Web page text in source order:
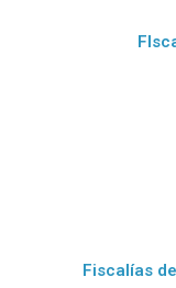
Fiscalías